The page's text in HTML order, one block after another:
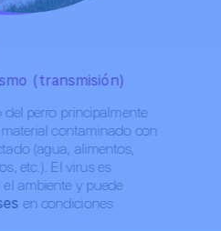
(transmisión)
perro principalmente
material contaminado con
(agua, alimentos,
etc.). El virus es
ambiente y puede
en condiciones